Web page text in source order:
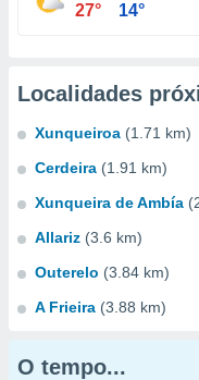
27° 14°
Localidades
Xunqueiroa (1.71 km)
Cerdeira (1.91 km)
Xunqueira de Ambía
Allariz (3.6 km)
Outerelo (3.84 km)
A Frieira (3.88 km)
O tempo...